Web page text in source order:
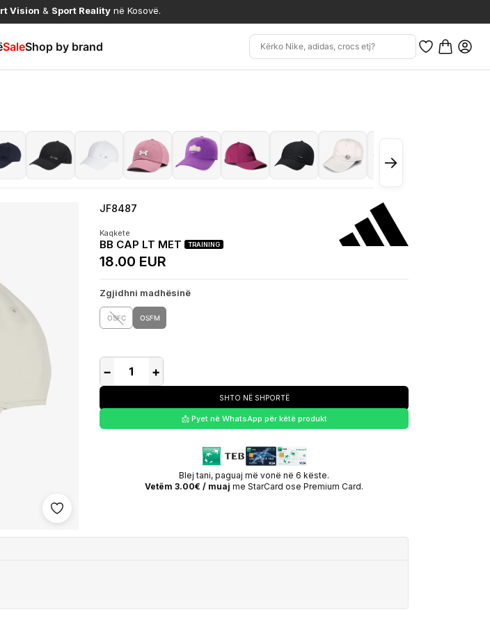
Vision & Sport Reality në Kosovë.
SaleShop by brand
→
Shto në wishlist
JF8487
Kaqkete
BB CAP LT MET TRAINING
18.00 EUR
Zgjidhni madhësinë
OSFC OSFM
− +
SHTO NË SHPORTË
📩 Pyet në WhatsApp për këtë produkt
Blej tani, paguaj më vonë në 6 këste.
Vetëm 3.00€ / muaj me StarCard ose Premium Card.